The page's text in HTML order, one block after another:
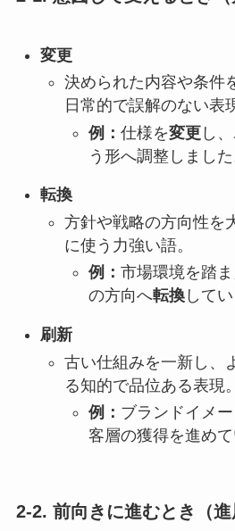
変更
決められた内容や条件
日常的で誤解のない表
例： 仕様を変更し
う形へ調整しました
転換
方針や戦略の方向性を
に使う力強い語。
例： 市場環境を踏
の方向へ転換してい
刷新
古い仕組みを一新し、
る知的で品位ある表現。
例： ブランドイメ
客層の獲得を進めて
2-2. 前向きに進むとき（進